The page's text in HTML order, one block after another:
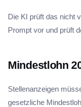
Die KI prüft das nicht
Prompt vor und prüft
Mindestlohn
Stellenanzeigen
gesetzliche